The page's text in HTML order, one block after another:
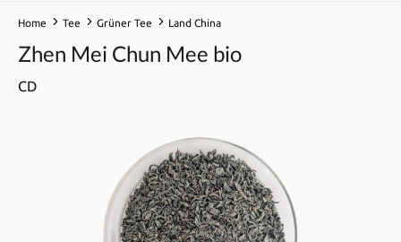
Home Tee Grüner Tee Land China
Zhen Mei Chun Mee bio
CD
Bildergalerie überspringen